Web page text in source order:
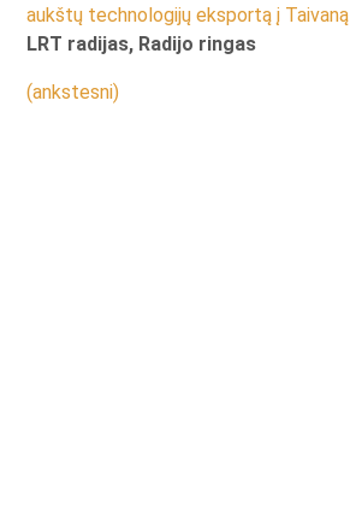
aukštų technologijų eksportą į Taivaną
LRT radijas, Radijo ringas
(ankstesni)